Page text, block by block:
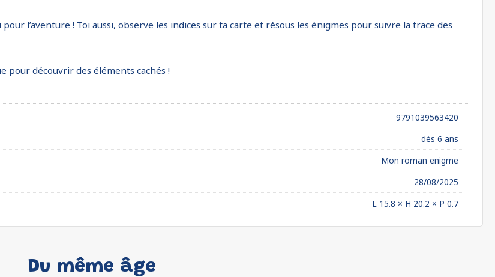
l’aventure ! Toi aussi, observe les indices sur ta carte et résous les énigmes pour suivre la trace des
pour découvrir des éléments cachés !
9791039563420
dès 6 ans
Mon roman enigme
28/08/2025
L 15.8 × H 20.2 × P 0.7
Du même âge